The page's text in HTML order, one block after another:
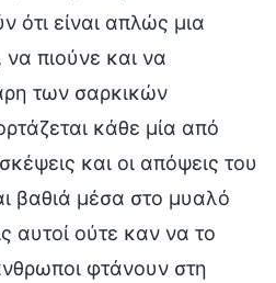
ότι είναι απλώς μια
πιούνε και να
των σαρκικών
κάθε μία από
και οι απόψεις του
βαθιά μέσα στο μυαλό
αυτοί ούτε καν να το
φτάνουν στη